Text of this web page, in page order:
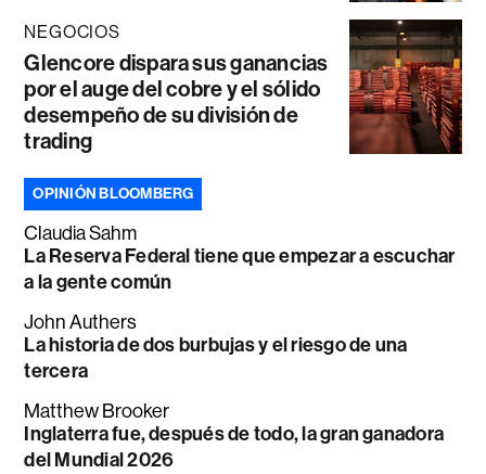
NEGOCIOS
Glencore dispara sus ganancias
por el auge del cobre y el sólido
desempeño de su división de
trading
OPINIÓN BLOOMBERG
Claudia Sahm
La Reserva Federal tiene que empezar a escuchar
a la gente común
John Authers
La historia de dos burbujas y el riesgo de una
tercera
Matthew Brooker
Inglaterra fue, después de todo, la gran ganadora
del Mundial 2026